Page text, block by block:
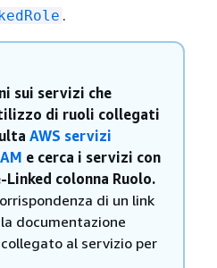
.
sui servizi che
di ruoli collegati
AWS servizi
e cerca i servizi con
Linked colonna Ruolo.
di un link
documentazione
al servizio per